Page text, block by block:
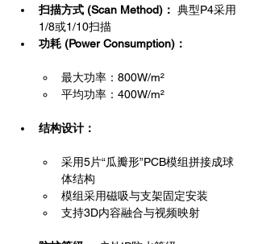
扫描方式 (Scan Method)： 典型P4采用
1/8或1/10扫描
功耗 (Power Consumption)：
最大功率：800W/m²
平均功率：400W/m²
结构设计：
采用5片“瓜瓣形”PCB模组拼接成球
体结构
模组采用磁吸与支架固定安装
支持3D内容融合与视频映射